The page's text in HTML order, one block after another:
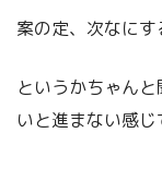
案の定、次なにす
というかちゃん
いと進まない感じ